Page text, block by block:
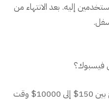
إليه. بعد الانتهاء من
فيسبوك؟
تكلفة عمل اعلان فيسبوك تترواح بين 150$ إلى 10000$ وقت